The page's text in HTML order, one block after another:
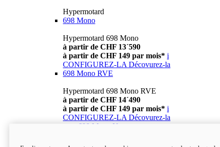
Hypermotard
698 Mono
Hypermotard 698 Mono
à partir de CHF 13´590
à partir de CHF 149 par mois* i
CONFIGUREZ-LA Décovurez-la
698 Mono RVE
Hypermotard 698 Mono RVE
à partir de CHF 14´490
à partir de CHF 149 par mois* i
CONFIGUREZ-LA Décovurez-la
698 Mono Nera
Hypermotard 698 Mono Nera